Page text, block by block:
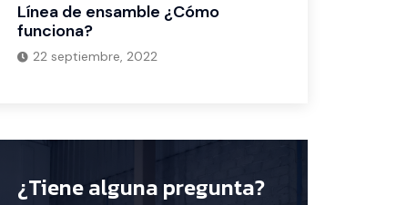
Línea de ensamble ¿Cómo
funciona?
22 septiembre, 2022
¿Tiene alguna pregunta?